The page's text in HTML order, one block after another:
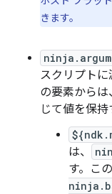
きます。
スクリプト
の要素から
じて値を保持
は、
す。こ